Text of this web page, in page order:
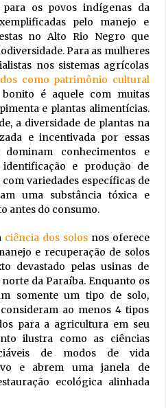
para os povos indígenas da
pelo manejo e
no Alto Rio Negro que
Para as mulheres
nos sistemas agrícolas
como patrimônio cultural
é aquele com muitas
e plantas alimentícias.
a diversidade de plantas na
e incentivada por essas
dominam conhecimentos e
e produção de
variedades específicas de
uma substância tóxica e
antes do consumo.
ciência dos solosnos oferece
e recuperação de solos
devastado pelas usinas de
da Paraíba. Enquanto os
somente um tipo de solo,
ao menos 4 tipos
para a agricultura em seu
ilustra como as ciências
de modos de vida
e abrem uma janela de
ecológica alinhada